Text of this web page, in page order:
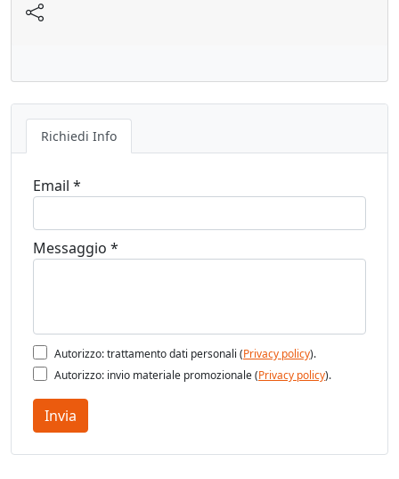
Richiedi Info
Email *
Messaggio *
Autorizzo: trattamento dati personali (Privacy policy).
Autorizzo: invio materiale promozionale (Privacy policy).
Invia